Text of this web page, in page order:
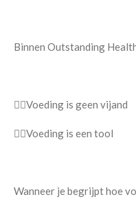
Binnen Outstanding
👉🏿Voeding is geen vijand
👉🏿Voeding is een tool
Wanneer je begrijpt hoe